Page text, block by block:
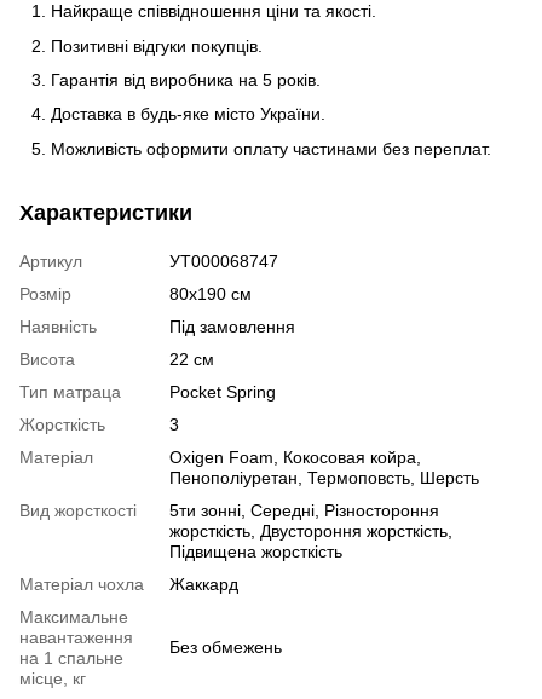
Найкраще співвідношення ціни та якості.
Позитивні відгуки покупців.
Гарантія від виробника на 5 років.
Доставка в будь-яке місто України.
Можливість оформити оплату частинами без переплат.
Характеристики
Артикул
УТ000068747
Розмір
80х190 см
Наявність
Під замовлення
Висота
22 см
Тип матраца
Pocket Spring
Жорсткість
3
Матеріал
Oxigen Foam Кокосовая койра
Пенополіуретан Термоповсть Шерсть
Вид жорсткості
5ти зонні Середні Різностороння
жорсткість Двустороння жорсткість
Підвищена жорсткість
Матеріал чохла
Жаккард
Максимальне
навантаження
на 1 спальне
місце, кг
Без обмежень